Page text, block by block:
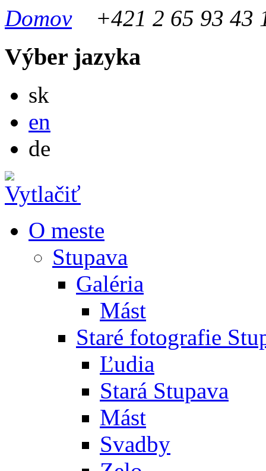
Domov +421 2 65 93 43
Výber jazyka
sk
en
de
O meste
Stupava
Galéria
Mást
Staré fotografie
Ľudia
Stará Stupava
Mást
Svadby